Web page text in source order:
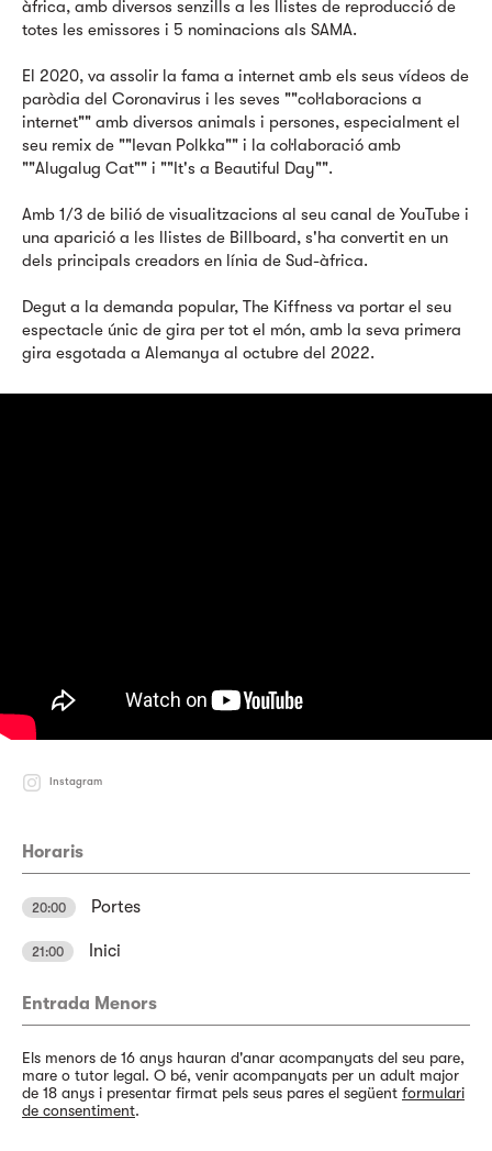
àfrica, amb diversos senzills a les llistes de reproducció de
totes les emissores i 5 nominacions als SAMA.
El 2020, va assolir la fama a internet amb els seus vídeos de
paròdia del Coronavirus i les seves ""col·laboracions a
internet"" amb diversos animals i persones, especialment el
seu remix de ""Ievan Polkka"" i la col·laboració amb
""Alugalug Cat"" i ""It's a Beautiful Day"".
Amb 1/3 de bilió de visualitzacions al seu canal de YouTube i
una aparició a les llistes de Billboard, s'ha convertit en un
dels principals creadors en línia de Sud-àfrica.
Degut a la demanda popular, The Kiffness va portar el seu
espectacle únic de gira per tot el món, amb la seva primera
gira esgotada a Alemanya al octubre del 2022.
Instagram
Horaris
20:00 Portes
21:00 Inici
Entrada Menors
Els menors de 16 anys hauran d'anar acompanyats del seu pare,
mare o tutor legal. O bé, venir acompanyats per un adult major
de 18 anys i presentar firmat pels seus pares el següent formulari
de consentiment.